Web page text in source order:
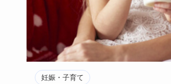
妊娠・子育て